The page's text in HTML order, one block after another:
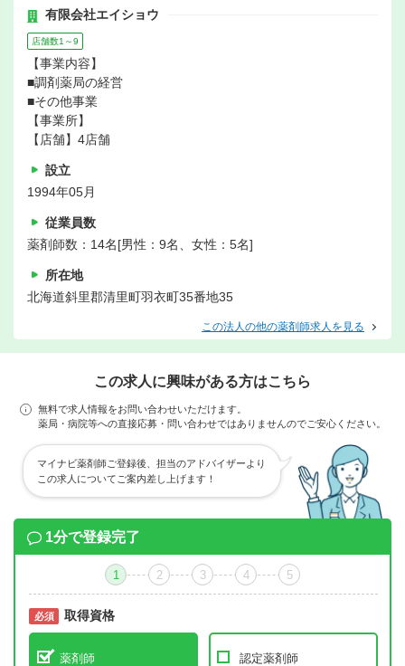
有限会社エイショウ
店舗数1～9
【事業内容】
■調剤薬局の経営
■その他事業
【事業所】
【店舗】4店舗
設立
1994年05月
従業員数
薬剤師数：14名[男性：9名、女性：5名]
所在地
北海道斜里郡清里町羽衣町35番地35
この法人の他の薬剤師求人を見る
この求人に興味がある方はこちら
無料で求人情報をお問い合わせいただけます。
薬局・病院等への直接応募・問い合わせではありませんのでご安心ください。
マイナビ薬剤師ご登録後、担当のアドバイザーより
この求人についてご案内差し上げます！
1分で登録完了
1 2 3 4 5
必須 取得資格
薬剤師 認定薬剤師